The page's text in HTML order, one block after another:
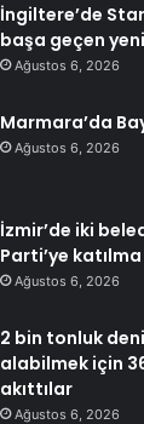
İngiltere’de
başa geçen
Ağustos 6, 2026
Marmara’da
Ağustos 6, 2026
İzmir’de iki
Parti’ye katılma
Ağustos 6, 2026
2 bin tonluk
alabilmek için
akıttılar
Ağustos 6, 2026